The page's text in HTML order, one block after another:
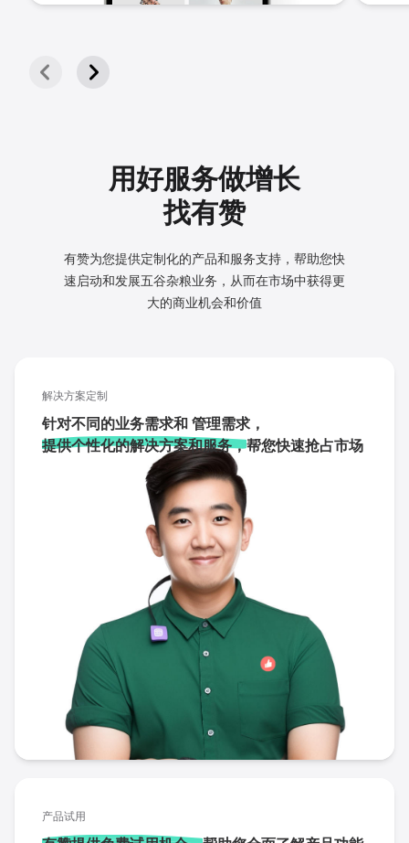
用好服务做增长
找有赞
有赞为您提供定制化的产品和服务支持，帮助您快
速启动和发展五谷杂粮业务，从而在市场中获得更
大的商业机会和价值
解决方案定制
针对不同的业务需求和 管理需求，
提供个性化的解决方案和服务，帮您快速抢占市场
产品试用